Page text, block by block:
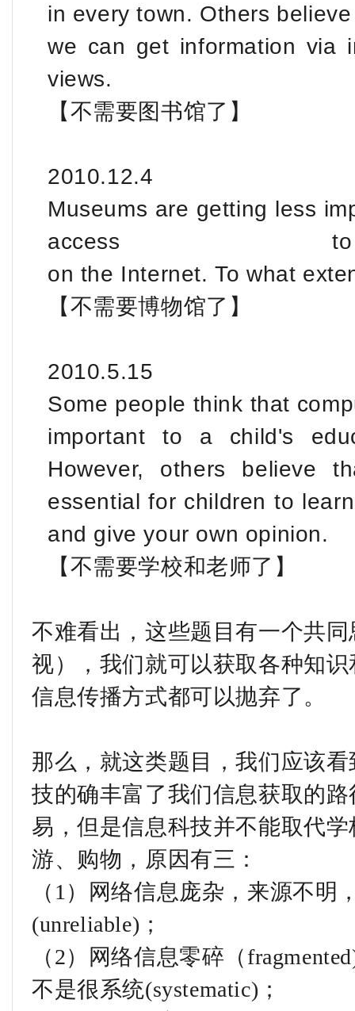
in every town. Others
we can get information via
views.
【不需要图书馆了】
2010.12.4
Museums are getting less
access to
on the Internet. To what
【不需要博物馆了】
2010.5.15
Some people think that
important to a child's
However, others believe
essential for children to
and give your own opinion.
【不需要学校和老师了】
不难看出，这些题目有一个共
视），我们就可以获取各种知
信息传播方式都可以抛弃了。
那么，就这类题目，我们应该
技的确丰富了我们信息获取的
易，但是信息科技并不能取代
游、购物，原因有三：
（1）网络信息庞杂，来源不
(unreliable)；
（2）网络信息零碎（
不是很系统(systematic)；